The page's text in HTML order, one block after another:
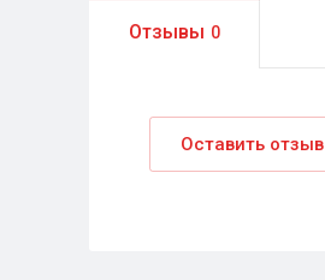
Отзывы 0
Оставить отзыв